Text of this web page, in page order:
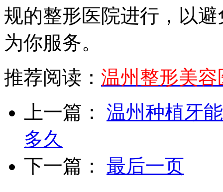
规的整形医院进行，以
为你服务。
推荐阅读： 温州整形美容
上一篇：
温州种植牙
多久
下一篇：
最后一页